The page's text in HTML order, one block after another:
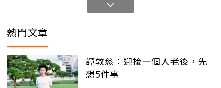
熱門文章
譚敦慈：迎接一個人老後，先
想5件事